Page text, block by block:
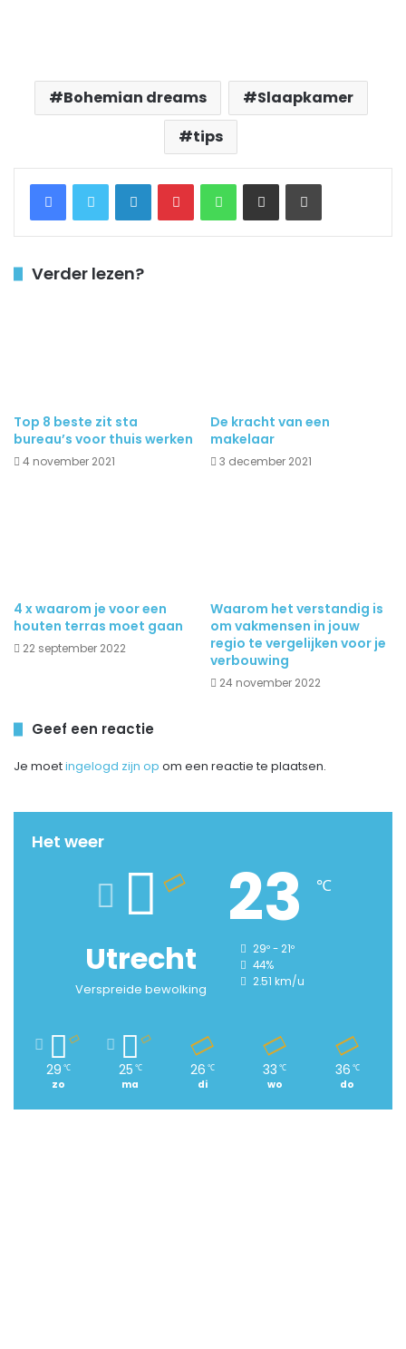
Bohemian dreams
Slaapkamer
tips
FacebookTwitter LinkedInPinterestWhatsApp
Delen via Email Printen
Verder lezen?
Top 8 beste zit sta
bureau’s voor thuis werken
4 november 2021
De kracht van een
makelaar
3 december 2021
4 x waarom je voor een
houten terras moet gaan
22 september 2022
Waarom het verstandig is
om vakmensen in jouw
regio te vergelijken voor je
verbouwing
24 november 2022
Geef een reactie
Je moetingelogd zijn op om een reactie te plaatsen.
Het weer
Utrecht
Verspreide bewolking
23 ℃
29º - 21º
44%
2.51 km/u
29 ℃
zo
25 ℃
ma
26 ℃
di
33 ℃
wo
36 ℃
do